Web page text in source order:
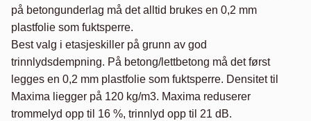
på betongunderlag må det alltid brukes en 0,2 mm
plastfolie som fuktsperre.
Best valg i etasjeskiller på grunn av god
trinnlydsdempning. På betong/lettbetong må det først
legges en 0,2 mm plastfolie som fuktsperre. Densitet til
Maxima liegger på 120 kg/m3. Maxima reduserer
trommelyd opp til 16 %, trinnlyd opp til 21 dB.